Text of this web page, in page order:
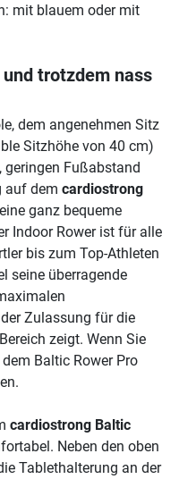
mit blauem oder mit
trotzdem nass
dem angenehmen Sitz
Sitzhöhe von 40 cm)
Fußabstand
auf dem cardiostrong
ganz bequeme
Indoor Rower ist für alle
bis zum Top-Athleten
seine überragende
Zulassung für die
zeigt. Wenn Sie
Baltic Rower Pro
cardiostrong Baltic
Neben den oben
Tablethalterung an der